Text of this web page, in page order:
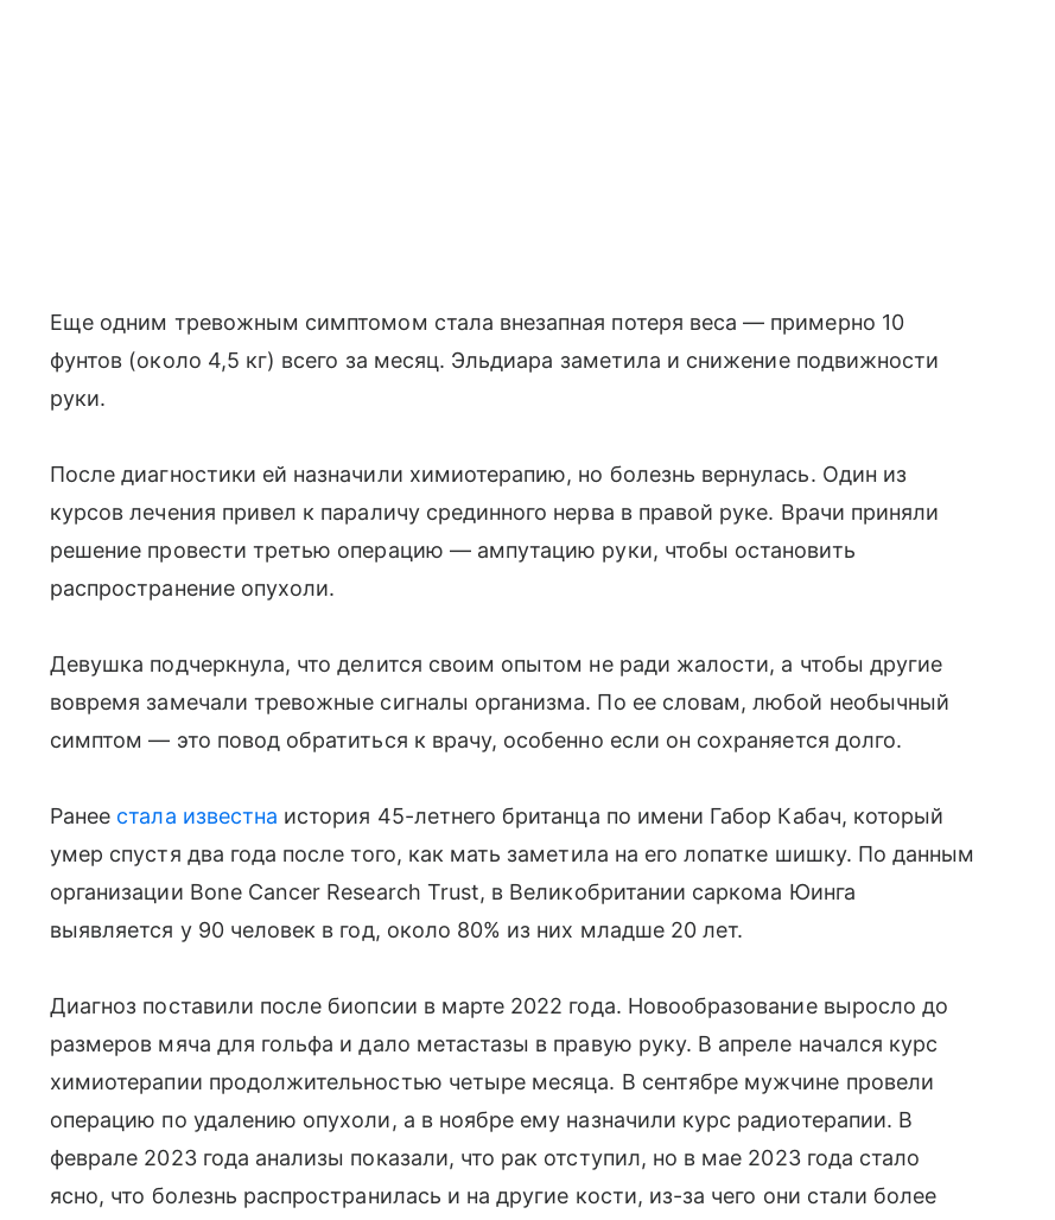
Еще одним тревожным симптомом стала внезапная потеря веса — примерно 10
фунтов (около 4,5 кг) всего за месяц. Эльдиара заметила и снижение подвижности
руки.
После диагностики ей назначили химиотерапию, но болезнь вернулась. Один из
курсов лечения привел к параличу срединного нерва в правой руке. Врачи приняли
решение провести третью операцию — ампутацию руки, чтобы остановить
распространение опухоли.
Девушка подчеркнула, что делится своим опытом не ради жалости, а чтобы другие
вовремя замечали тревожные сигналы организма. По ее словам, любой необычный
симптом — это повод обратиться к врачу, особенно если он сохраняется долго.
Ранее стала известна история 45-летнего британца по имени Габор Кабач, который
умер спустя два года после того, как мать заметила на его лопатке шишку. По данным
организации Bone Cancer Research Trust, в Великобритании саркома Юинга
выявляется у 90 человек в год, около 80% из них младше 20 лет.
Диагноз поставили после биопсии в марте 2022 года. Новообразование выросло до
размеров мяча для гольфа и дало метастазы в правую руку. В апреле начался курс
химиотерапии продолжительностью четыре месяца. В сентябре мужчине провели
операцию по удалению опухоли, а в ноябре ему назначили курс радиотерапии. В
феврале 2023 года анализы показали, что рак отступил, но в мае 2023 года стало
ясно, что болезнь распространилась и на другие кости, из-за чего они стали более